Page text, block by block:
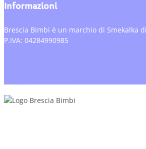
Informazioni
Brescia Bimbi è un marchio di Smekalka
P.IVA: 04284990985